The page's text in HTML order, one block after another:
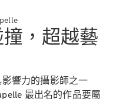
，超越藝
響力的攝影師之一
最出名的作品要屬